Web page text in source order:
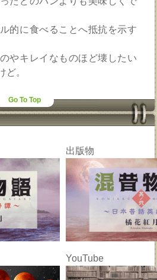
的に食べることへ抵抗を示す
やキレイなものほど壊したい
ど。
Go To Top
出版物
YouTube